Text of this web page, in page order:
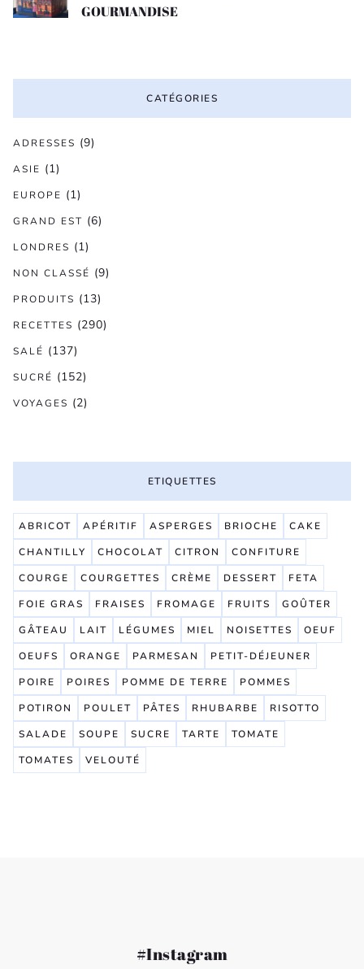
GOURMANDISE
CATÉGORIES
ADRESSES (9)
ASIE (1)
EUROPE (1)
GRAND EST (6)
LONDRES (1)
NON CLASSÉ (9)
PRODUITS (13)
RECETTES (290)
SALÉ (137)
SUCRÉ (152)
VOYAGES (2)
ETIQUETTES
ABRICOT APÉRITIF ASPERGES BRIOCHE
CAKE
CHANTILLY
CHOCOLAT CITRON
CONFITURE
COURGE
COURGETTES CRÈME DESSERT
FETA
FOIE GRAS
FRAISES FROMAGE FRUITS
GOÛTER
GÂTEAU
LAIT LÉGUMES MIEL NOISETTES
OEUF
OEUFS
ORANGE PARMESAN
PETIT-DÉJEUNER
POIRE
POIRES POMME DE TERRE
POMMES
POTIRON
POULET PÂTES RHUBARBE
RISOTTO
SALADE
SOUPE SUCRE TARTE
TOMATE
TOMATES
VELOUTÉ
#Instagram